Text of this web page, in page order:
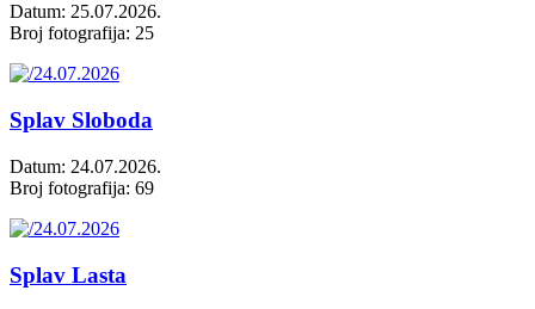
Datum: 25.07.2026.
Broj fotografija: 25
Splav Sloboda
Datum: 24.07.2026.
Broj fotografija: 69
Splav Lasta